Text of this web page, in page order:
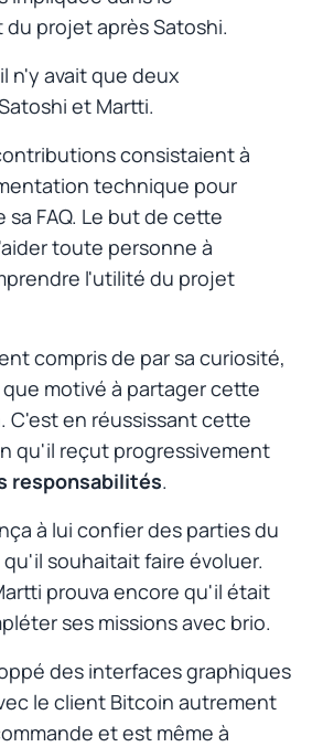
projet après Satoshi.
n'y avait que deux
et Martti.
consistaient à
technique pour
sa FAQ. Le but de cette
toute personne à
l'utilité du projet
compris de par sa curiosité,
motivé à partager cette
C'est en réussissant cette
qu'il reçut progressivement
responsabilités.
à lui confier des parties du
souhaitait faire évoluer.
prouva encore qu'il était
ses missions avec brio.
des interfaces graphiques
le client Bitcoin autrement
et est même à